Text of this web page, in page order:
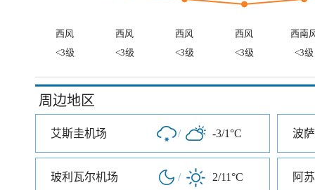
西风 西风 西风 西风
西南
<3级
<3级 <3级 <3级 <3级
周边地区
艾斯圭机场 / -3/1°C 波
玻利瓦尔机场 / 2/11°C 阿